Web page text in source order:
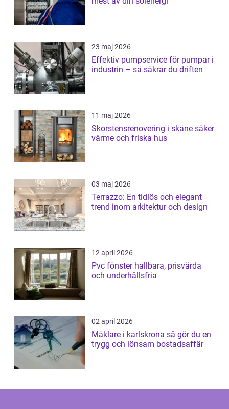
23 maj 2026
Effektiv pumpservice för pumpar i
industrin – så säkrar du driften
11 maj 2026
Skorstensrenovering i skåne säker
värme och friska hus
03 maj 2026
Terrazzo: En tidlös och elegant
trend inom arkitektur och design
12 april 2026
Pvc fönster hållbara, prisvärda
och underhållsfria
02 april 2026
Mäklare i karlskrona så gör du en
trygg och lönsam bostadsaffär